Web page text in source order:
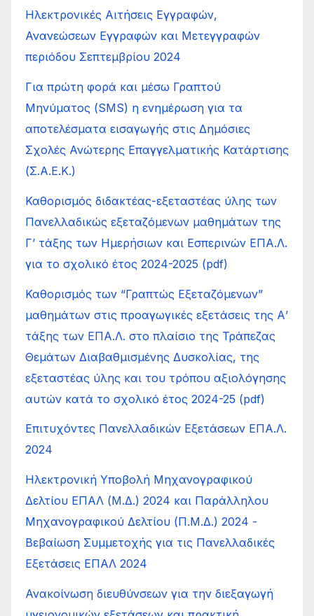
Ηλεκτρονικές Αιτήσεις Εγγραφών,
Ανανεώσεων Εγγραφών και Μετεγγραφών
περιόδου Σεπτεμβρίου 2024
Για πρώτη φορά και μέσω Γραπτού
Μηνύματος (SMS) η ενημέρωση για τα
αποτελέσματα εισαγωγής στις Δημόσιες
Σχολές Ανώτερης Επαγγελματικής Κατάρτισης
(Σ.Α.Ε.Κ.)
Καθορισμός διδακτέας-εξεταστέας ύλης των
Πανελλαδικώς εξεταζόμενων μαθημάτων της
Γ’ τάξης των Ημερήσιων και Εσπερινών ΕΠΑ.Λ.
για το σχολικό έτος 2024-2025 (pdf)
Καθορισμός των “Γραπτώς Εξεταζόμενων”
μαθημάτων στις προαγωγικές εξετάσεις της Α’
τάξης των ΕΠΑ.Λ. στο πλαίσιο της Τράπεζας
Θεμάτων Διαβαθμισμένης Δυσκολίας, της
εξεταστέας ύλης και του τρόπου αξιολόγησης
αυτών κατά το σχολικό έτος 2024-25 (pdf)
Επιτυχόντες Πανελλαδικών Εξετάσεων ΕΠΑ.Λ.
2024
Ηλεκτρονική Υποβολή Μηχανογραφικού
Δελτίου ΕΠΑΛ (Μ.Δ.) 2024 και Παράλληλου
Μηχανογραφικού Δελτίου (Π.Μ.Δ.) 2024 -
Βεβαίωση Συμμετοχής για τις Πανελλαδικές
Εξετάσεις ΕΠΑΛ 2024
Ανακοίνωση διευθύνσεων για την διεξαγωγή